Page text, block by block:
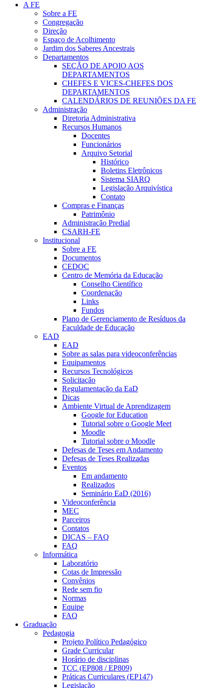
A FE
Sobre a FE
Congregação
Direção
Espaço de Acolhimento
Jardim dos Saberes Ancestrais
Departamentos
SEÇÃO DE APOIO AOS
DEPARTAMENTOS
CHEFES E VICES-CHEFES DOS
DEPARTAMENTOS
CALENDÁRIOS DE REUNIÕES DA FE
Administração
Diretoria Administrativa
Recursos Humanos
Docentes
Funcionários
Arquivo Setorial
Histórico
Boletins Eletrônicos
Sistema SIARQ
Legislação Arquivística
Contato
Compras e Finanças
Patrimônio
Administração Predial
CSARH-FE
Institucional
Sobre a FE
Documentos
CEDOC
Centro de Memória da Educação
Conselho Científico
Coordenação
Links
Fundos
Plano de Gerenciamento de Resíduos da
Faculdade de Educação
EAD
EAD
Sobre as salas para videoconferências
Equipamentos
Recursos Tecnológicos
Solicitação
Regulamentação da EaD
Dicas
Ambiente Virtual de Aprendizagem
Google for Education
Tutorial sobre o Google Meet
Moodle
Tutorial sobre o Moodle
Defesas de Teses em Andamento
Defesas de Teses Realizadas
Eventos
Em andamento
Realizados
Seminário EaD (2016)
Videoconferência
MEC
Parceiros
Contatos
DICAS – FAQ
FAQ
Informática
Laboratório
Cotas de Impressão
Convênios
Rede sem fio
Normas
Equipe
FAQ
Graduação
Pedagogia
Projeto Político Pedagógico
Grade Curricular
Horário de disciplinas
TCC (EP808 / EP809)
Práticas Curriculares (EP147)
Legislação